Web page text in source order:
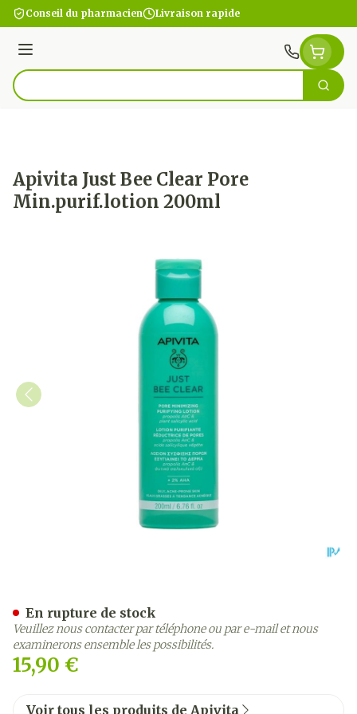
Aller au contenu
Conseil du pharmacien Livraison rapide
Menu
Rechercher
Apivita Just Bee Clear Pore
Min.purif.lotion 200ml
15,90 €
En rupture de stock
Veuillez nous contacter par téléphone ou par e-mail et nous
examinerons ensemble les possibilités.
Voir tous les produits de Apivita